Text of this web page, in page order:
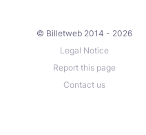
© Billetweb 2014 - 2026
Legal Notice
Report this page
Contact us